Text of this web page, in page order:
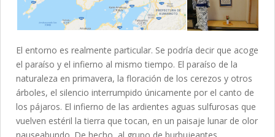
El entorno es realmente particular. Se podría decir que acoge
el paraíso y el infierno al mismo tiempo. El paraíso de la
naturaleza en primavera, la floración de los cerezos y otros
árboles, el silencio interrumpido únicamente por el canto de
los pájaros. El infierno de las ardientes aguas sulfurosas que
vuelven estéril la tierra que tocan, en un paisaje lunar de olor
nauseabundo. De hecho, al grupo de burbujeantes